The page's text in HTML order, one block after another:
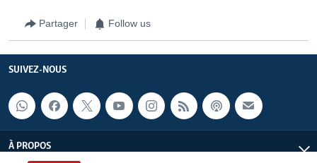
Partager Follow us
SUIVEZ-NOUS
À PROPOS